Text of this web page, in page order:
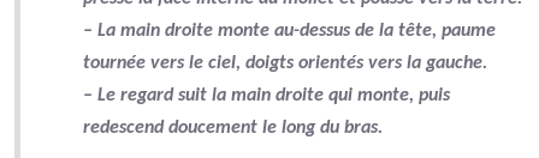
– La main droite monte au-dessus de la tête, paume
tournée vers le ciel, doigts orientés vers la gauche.
– Le regard suit la main droite qui monte, puis
redescend doucement le long du bras.